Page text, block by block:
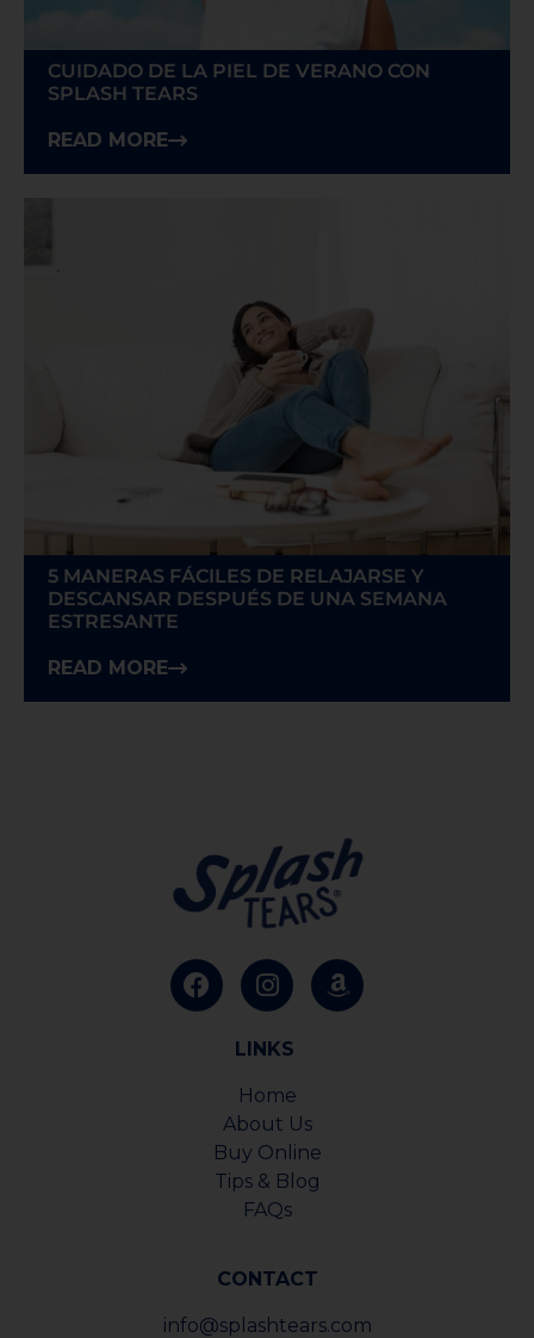
CUIDADO DE LA PIEL DE VERANO CON
SPLASH TEARS
READ MORE
5 MANERAS FÁCILES DE RELAJARSE Y
DESCANSAR DESPUÉS DE UNA SEMANA
ESTRESANTE
READ MORE
LINKS
Home
About Us
Buy Online
Tips & Blog
FAQs
CONTACT
info@splashtears.com